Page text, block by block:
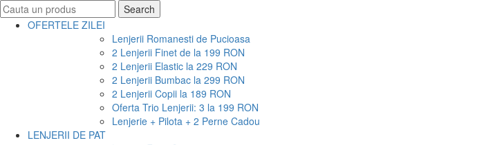
Search
for:
Search
OFERTELE ZILEI
Lenjerii Romanesti de Pucioasa
2 Lenjerii Finet de la 199 RON
2 Lenjerii Elastic la 229 RON
2 Lenjerii Bumbac la 299 RON
2 Lenjerii Copii la 189 RON
Oferta Trio Lenjerii: 3 la 199 RON
Lenjerie + Pilota + 2 Perne Cadou
LENJERII DE PAT